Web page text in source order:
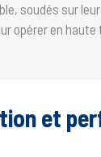
soudés sur
opérer en
et